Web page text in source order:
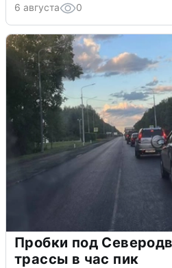
6 августа 0
Пробки под
трассы в час пик